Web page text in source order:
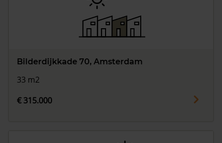
Bilderdijkkade 70, Amsterdam
33 m2
€ 315.000